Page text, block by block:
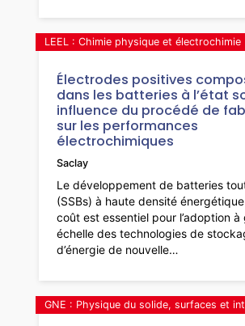
Électrodes positives
dans les batteries à l’état
influence du procédé de
sur les performances
électrochimiques
LEEL : Chimie physique et électrochimie
Saclay
Le développement de batteries
(SSBs) à haute densité
coût est essentiel pour l’adoption à
échelle des technologies de
d’énergie de nouvelle…
GNE : Physique du solide, surfaces et